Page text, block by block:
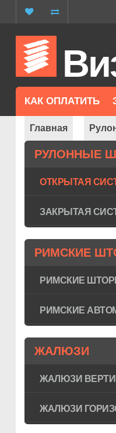
РУЛОННЫЕ
ОТКРЫТАЯ
ЗАКРЫТАЯ
РИМСКИЕ
РИМСКИЕ
РИМСКИЕ
ЖАЛЮЗИ
ЖАЛЮЗИ
ЖАЛЮЗИ
Главная
КАК ОПЛАТИТЬ